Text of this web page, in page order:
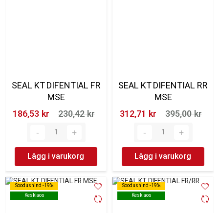
SEAL KT DIFENTIAL FR
MSE
186,53 kr‎
230,42 kr‎
Lägg i varukorg
SEAL KT DIFENTIAL RR
MSE
312,71 kr‎
395,00 kr‎
Lägg i varukorg
Soodushind -19%
Kesklaos
Soodushind -19%
Kesklaos
Soodushind -19%
Kesklaos
Soodushind -19%
Kesklaos